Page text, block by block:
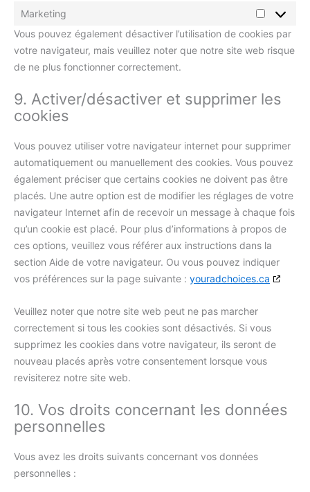
Marketing
Vous pouvez également désactiver l’utilisation de cookies par
votre navigateur, mais veuillez noter que notre site web risque
de ne plus fonctionner correctement.
9. Activer/désactiver et supprimer les
cookies
Vous pouvez utiliser votre navigateur internet pour supprimer
automatiquement ou manuellement des cookies. Vous pouvez
également préciser que certains cookies ne doivent pas être
placés. Une autre option est de modifier les réglages de votre
navigateur Internet afin de recevoir un message à chaque fois
qu’un cookie est placé. Pour plus d’informations à propos de
ces options, veuillez vous référer aux instructions dans la
section Aide de votre navigateur. Ou vous pouvez indiquer
vos préférences sur la page suivante : youradchoices.ca
Veuillez noter que notre site web peut ne pas marcher
correctement si tous les cookies sont désactivés. Si vous
supprimez les cookies dans votre navigateur, ils seront de
nouveau placés après votre consentement lorsque vous
revisiterez notre site web.
10. Vos droits concernant les données
personnelles
Vous avez les droits suivants concernant vos données
personnelles :